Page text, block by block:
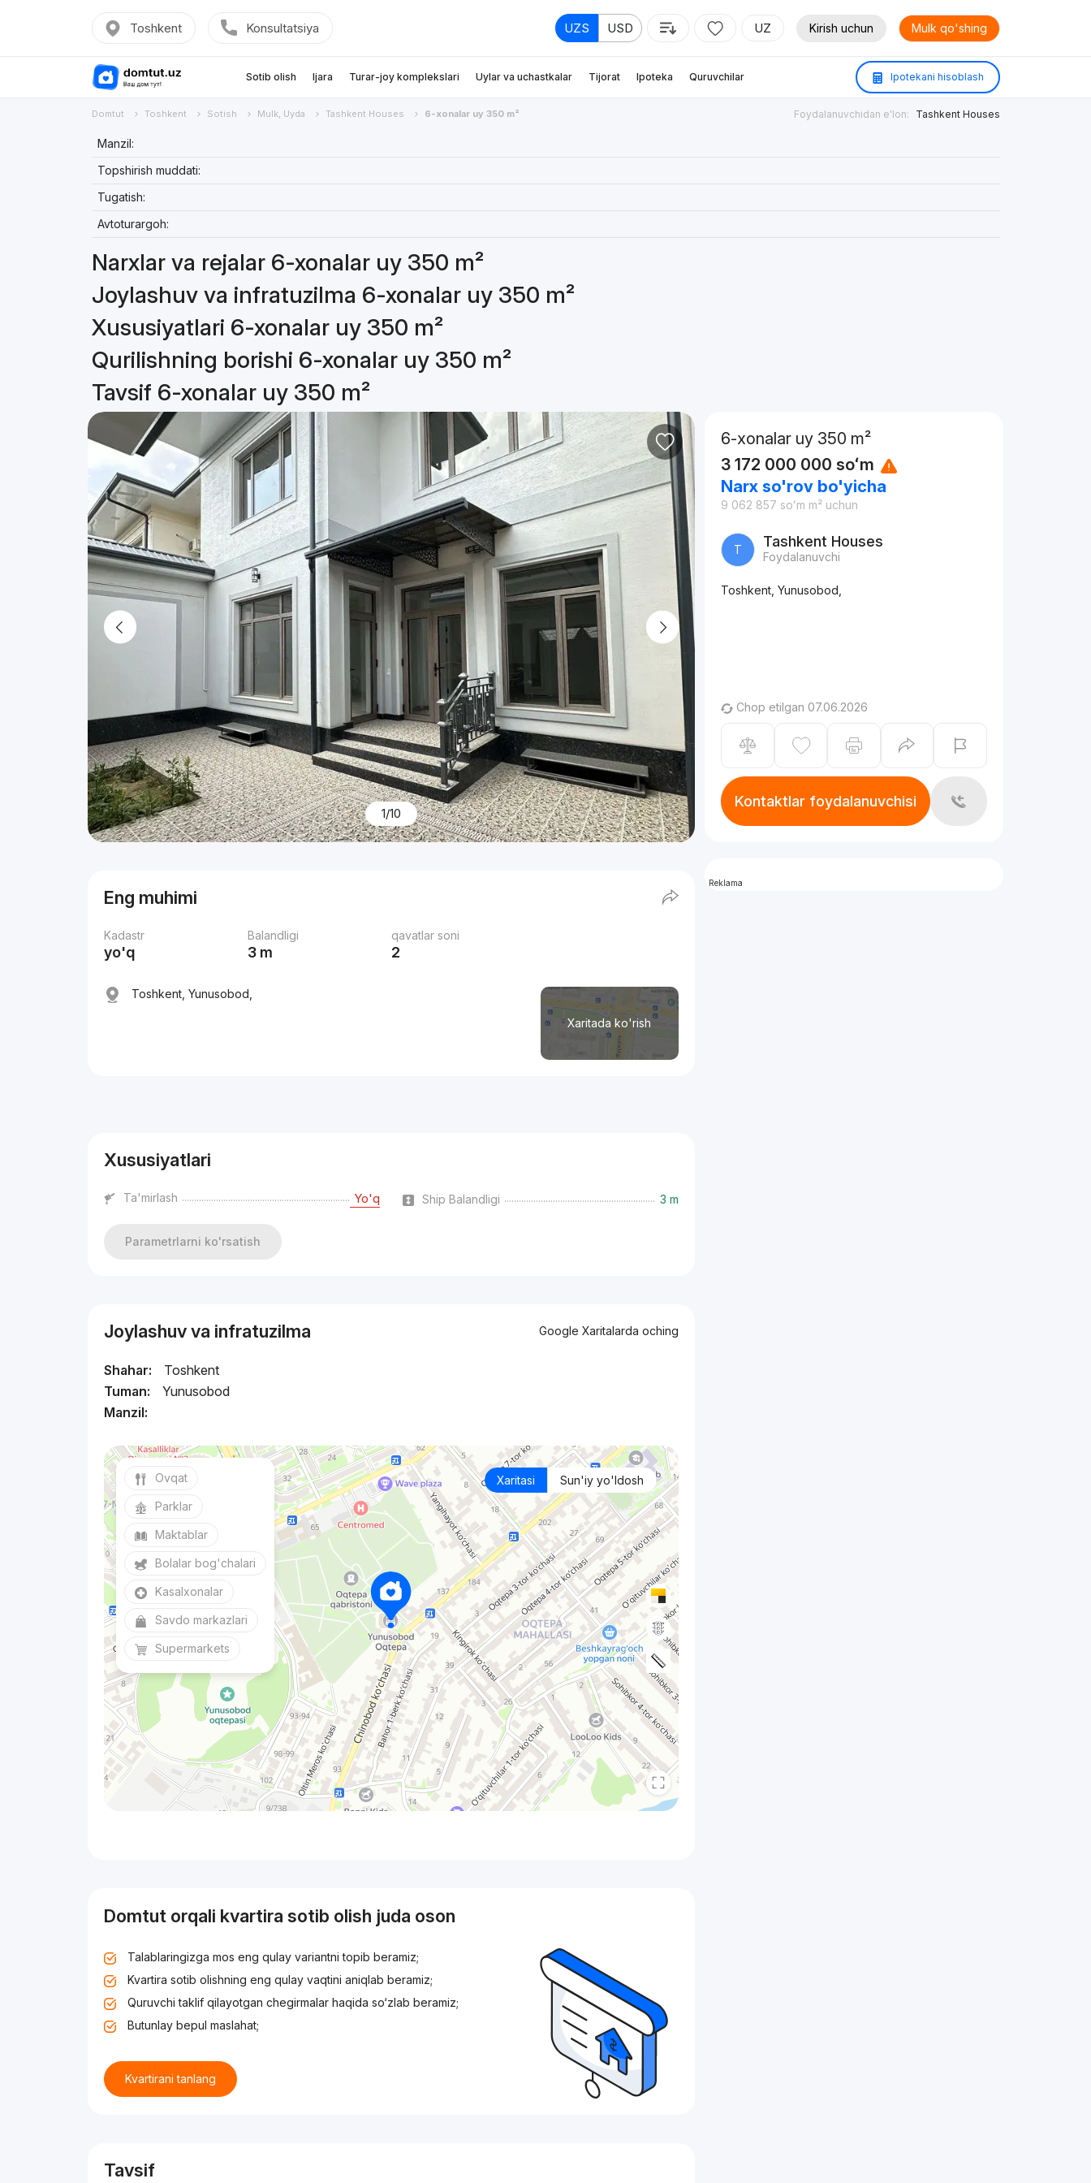
Toshkent Konsultatsiya UZS USD UZ Kirish uchun Mulk qo'shing
Sotib olish Ijara Turar-joy komplekslari Uylar va uchastkalar Tijorat Ipoteka Quruvchilar Ipotekani hisoblash
Domtut Toshkent Sotish Mulk, Uyda Tashkent Houses 6-xonalar uy 350 m² Foydalanuvchidan e'lon: Tashkent Houses
Manzil:
Topshirish muddati:
Tugatish:
Avtoturargoh:
Narxlar va rejalar 6-xonalar uy 350 m²
Joylashuv va infratuzilma 6-xonalar uy 350 m²
Xususiyatlari 6-xonalar uy 350 m²
Qurilishning borishi 6-xonalar uy 350 m²
Tavsif 6-xonalar uy 350 m²
1/10
Eng muhimi
Kadastr
yo'q
Balandligi
3 m
qavatlar soni
2
Xaritada ko'rish
Toshkent, Yunusobod,
Xususiyatlari
Ta'mirlash Yo'q Ship Balandligi 3 m
Parametrlarni ko'rsatish
Joylashuv va infratuzilma Google Xaritalarda oching
Shahar:
Toshkent
Tuman:
Yunusobod
Manzil:
Xaritasi Sun'iy yo'ldosh
Ovqat
Parklar
Maktablar
Bolalar bog'chalari
Kasalxonalar
Savdo markazlari
Supermarkets
Domtut orqali kvartira sotib olish juda oson
Talablaringizga mos eng qulay variantni topib beramiz;
Kvartira sotib olishning eng qulay vaqtini aniqlab beramiz;
Quruvchi taklif qilayotgan chegirmalar haqida so‘zlab beramiz;
Butunlay bepul maslahat;
Kvartirani tanlang
Tavsif
6-xonalar uy 350 m²
3 172 000 000 soʻm
Narx so'rov bo'yicha
9 062 857 soʻm m² uchun
T Tashkent Houses
Foydalanuvchi
Toshkent, Yunusobod,
Chop etilgan 07.06.2026
Kontaktlar foydalanuvchisi
Reklama